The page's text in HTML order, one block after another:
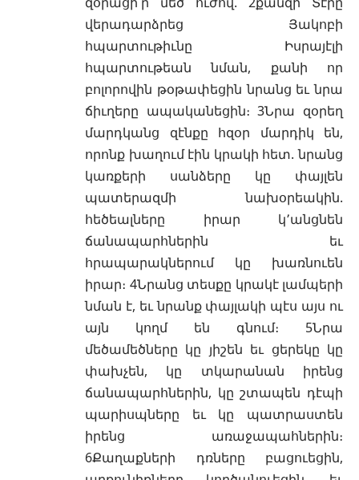
վերադարձրեց Յակոբի
հպարտութիւնը Իսրայէլի
հպարտութեան նման, քանի որ
բոլորովին թօթափեցին նրանց եւ նրա
ճիւղերը ապականեցին։ 3Նրա զօրեղ
մարդկանց զէնքը հզօր մարդիկ են,
որոնք խաղում էին կրակի հետ. նրանց
կառքերի սանձերը կը փայլեն
պատերազմի նախօրեակին.
հեծեալները իրար կ՚անցնեն
ճանապարհներին եւ
հրապարակներում կը խառնուեն
իրար։ 4Նրանց տեսքը կրակէ լամպերի
նման է, եւ նրանք փայլակի պէս այս ու
այն կողմ են գնում։ 5Նրա
մեծամեծները կը յիշեն եւ ցերեկը կը
փախչեն, կը տկարանան իրենց
ճանապարհներին, կը շտապեն դէպի
պարիսպները եւ կը պատրաստեն
իրենց առաջապահներին։
6Քաղաքների դռները բացուեցին,